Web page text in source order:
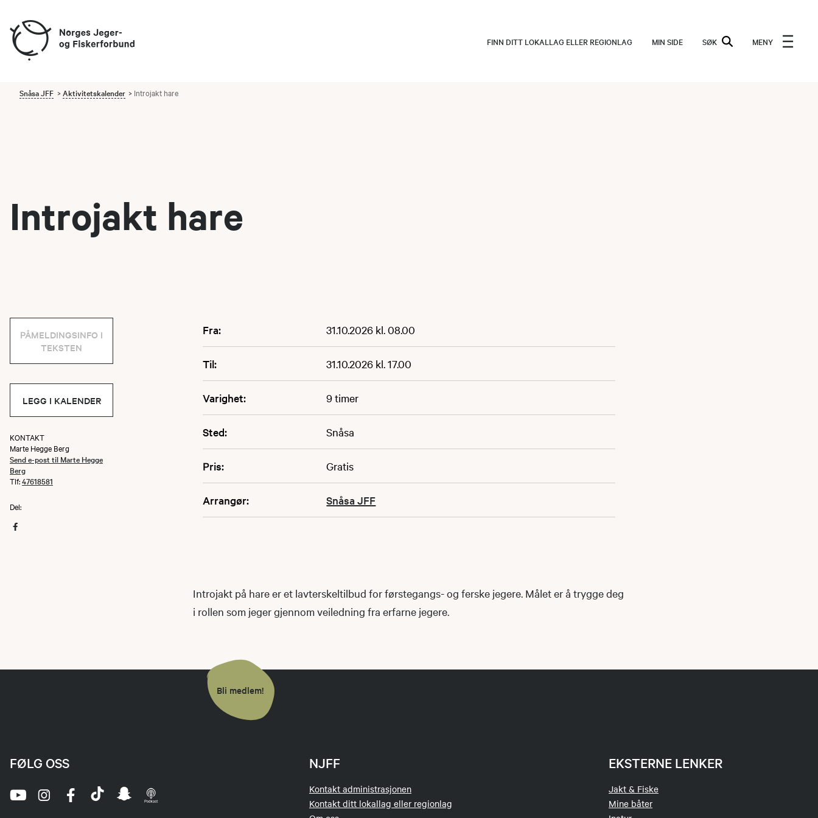
FINN DITT LOKALLAG ELLER REGIONLAG MIN SIDE SØK MENY
Snåsa JFF Aktivitetskalender Introjakt hare
Introjakt hare
Fra: 31.10.2026 kl. 08.00
Til: 31.10.2026 kl. 17.00
Varighet: 9 timer
Sted: Snåsa
Pris: Gratis
Arrangør: Snåsa JFF
PÅMELDINGSINFO I
TEKSTEN
LEGG I KALENDER
KONTAKT
Marte Hegge Berg
Send e-post til Marte Hegge
Berg
Tlf:47618581
Del:
Introjakt på hare er et lavterskeltilbud for førstegangs- og ferske jegere. Målet er å trygge deg
i rollen som jeger gjennom veiledning fra erfarne jegere.
Bli medlem!
NJFF
Kontakt administrasjonen
Kontakt ditt lokallag eller regionlag
EKSTERNE LENKER
Jakt & Fiske
Mine båter
FØLG OSS